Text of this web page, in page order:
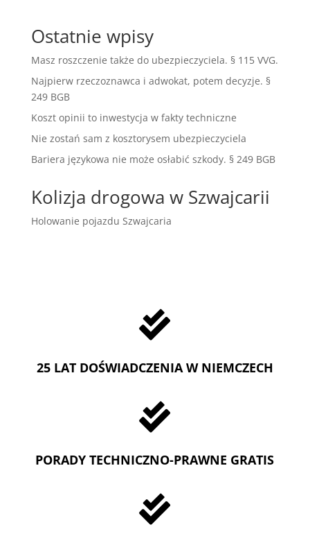
Ostatnie wpisy
Masz roszczenie także do ubezpieczyciela. § 115 VVG.
Najpierw rzeczoznawca i adwokat, potem decyzje. §
249 BGB
Koszt opinii to inwestycja w fakty techniczne
Nie zostań sam z kosztorysem ubezpieczyciela
Bariera językowa nie może osłabić szkody. § 249 BGB
Kolizja drogowa w Szwajcarii
Holowanie pojazdu Szwajcaria

25 LAT DOŚWIADCZENIA W NIEMCZECH

PORADY TECHNICZNO-PRAWNE GRATIS
